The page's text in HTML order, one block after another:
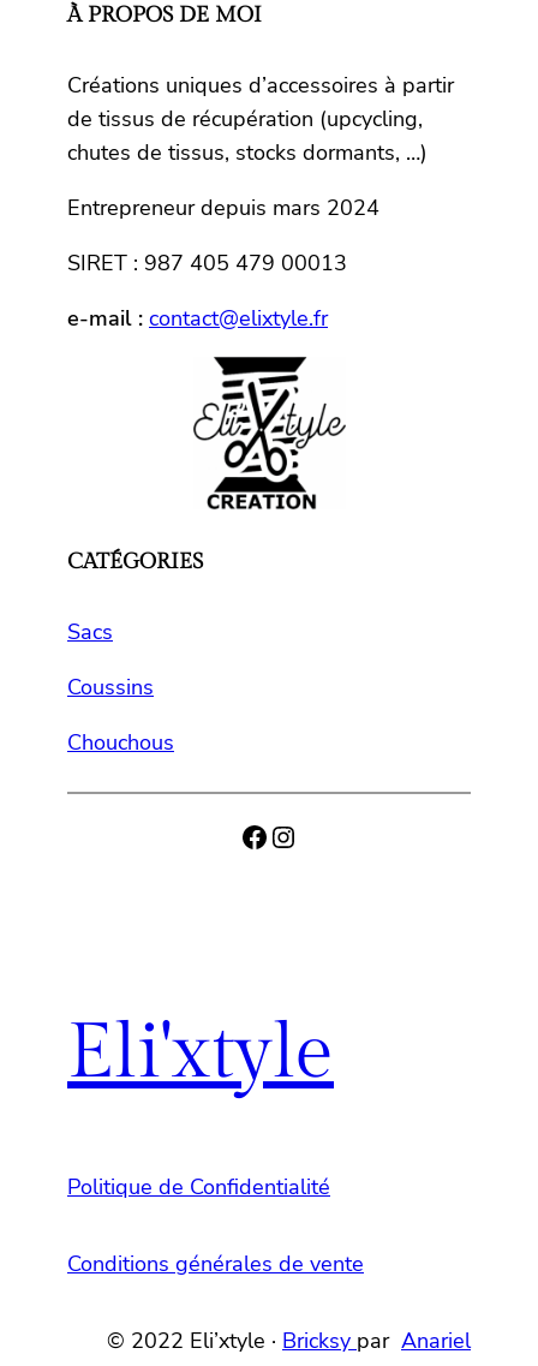
À PROPOS DE MOI
Créations uniques d’accessoires à partir
de tissus de récupération (upcycling,
chutes de tissus, stocks dormants, …)
Entrepreneur depuis mars 2024
SIRET : 987 405 479 00013
e-mail : contact@elixtyle.fr
CATÉGORIES
Sacs
Coussins
Chouchous
Facebook
Instagram
Eli'xtyle
Politique de Confidentialité
Conditions générales de vente
© 2022 Eli’xtyle · Bricksy par Anariel